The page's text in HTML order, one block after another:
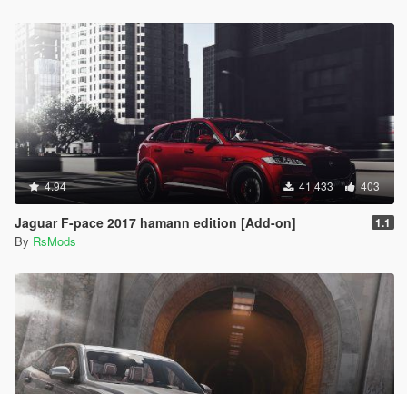
4.94 41,433 403
Jaguar F-pace 2017 hamann edition [Add-on] 1.1
By RsMods